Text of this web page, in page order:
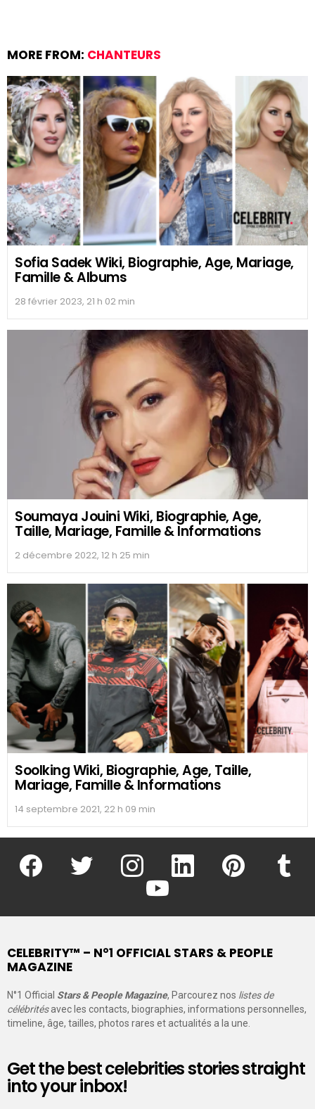
MORE FROM: CHANTEURS
Sofia Sadek Wiki, Biographie, Age, Mariage,
Famille & Albums
28 février 2023, 21 h 02 min
Soumaya Jouini Wiki, Biographie, Age,
Taille, Mariage, Famille & Informations
2 décembre 2022, 12 h 25 min
Soolking Wiki, Biographie, Age, Taille,
Mariage, Famille & Informations
14 septembre 2021, 22 h 09 min
facebook twitter instagram linkedin pinterest
youtube
CELEBRITY™ – N°1 OFFICIAL STARS & PEOPLE
MAGAZINE
N°1 Official Stars & People Magazine, Parcourez nos listes de
célébritésavec les contacts, biographies, informations personnelles,
timeline, âge, tailles, photos rares et actualités a la une.
Get the best celebrities stories straight
into your inbox!